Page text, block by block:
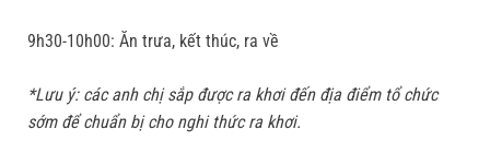
9h30-10h00: Ăn trưa, kết thúc, ra về
*Lưu ý: các anh chị sắp được ra khơi đến địa điểm tổ chức
sớm để chuẩn bị cho nghi thức ra khơi.